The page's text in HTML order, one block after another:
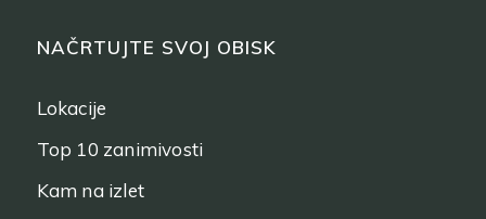
NAČRTUJTE SVOJ OBISK
Lokacije
Top 10 zanimivosti
Kam na izlet